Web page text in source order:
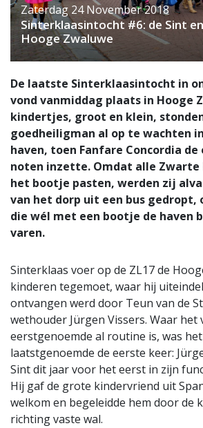
Zaterdag 24 November 2018
Sinterklaasintocht #6: de Sint
Hooge Zwaluwe
De laatste Sinterklaasintocht in
vond vanmiddag plaats in Hooge
kindertjes, groot en klein,
goedheiligman al op te wachten
haven, toen Fanfare Concordia
noten inzette. Omdat alle Zwarte
het bootje pasten, werden zij
van het dorp uit een bus gedropt,
die wél met een bootje de haven
varen.
Sinterklaas voer op de ZL17 de
kinderen tegemoet, waar hij
ontvangen werd door Teun van de
wethouder Jürgen Vissers. Waar het
eerstgenoemde al routine is, was
laatstgenoemde de eerste keer:
Sint dit jaar voor het eerst in zijn
Hij gaf de grote kindervriend uit
welkom en begeleidde hem door de
richting vaste wal.